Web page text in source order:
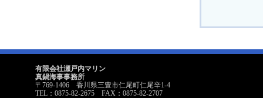
有限会社瀬戸内マリン
真鍋海事事務所
〒769-1406 香川県三豊市仁尾町仁尾辛1-4
TEL：0875-82-2675 FAX：0875-82-2707